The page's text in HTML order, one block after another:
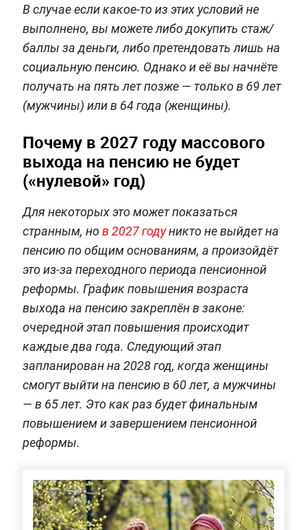
В случае если какое-то из этих условий не
выполнено, вы можете либо докупить стаж/
баллы за деньги, либо претендовать лишь на
социальную пенсию. Однако и её вы начнёте
получать на пять лет позже — только в 69 лет
(мужчины) или в 64 года (женщины).
Почему в 2027 году массового
выхода на пенсию не будет
(«нулевой» год)
Для некоторых это может показаться
странным, нов 2027 годуникто не выйдет на
пенсию по общим основаниям, а произойдёт
это из-за переходного периода пенсионной
реформы. График повышения возраста
выхода на пенсию закреплён в законе:
очередной этап повышения происходит
каждые два года. Следующий этап
запланирован на 2028 год, когда женщины
смогут выйти на пенсию в 60 лет, а мужчины
— в 65 лет. Это как раз будет финальным
повышением и завершением пенсионной
реформы.